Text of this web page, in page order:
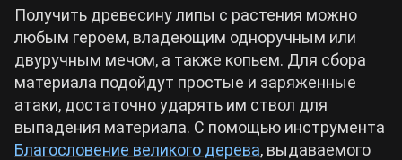
Получить древесину липы с растения можно
любым героем, владеющим одноручным или
двуручным мечом, а также копьем. Для сбора
материала подойдут простые и заряженные
атаки, достаточно ударять им ствол для
выпадения материала. С помощью инструмента
Благословение великого дерева, выдаваемого